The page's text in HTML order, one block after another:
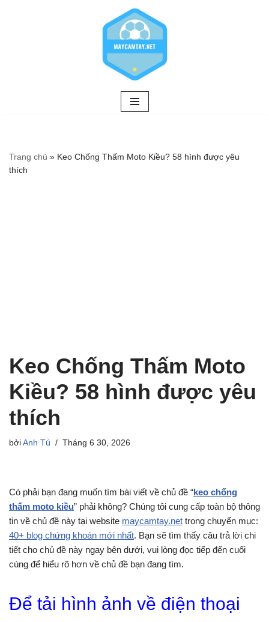
Trang chủ » Keo Chống Thấm Moto Kiều? 58 hình được yêu
thích
Keo Chống Thấm Moto
Kiều? 58 hình được yêu
thích
bởi Anh Tú Tháng 6 30, 2026
Có phải bạn đang muốn tìm bài viết về chủ đề “keo chống
thấm moto kiều” phải không? Chúng tôi cung cấp toàn bộ thông
tin về chủ đề này tại website maycamtay.net trong chuyển mục:
40+ blog chứng khoán mới nhất. Bạn sẽ tìm thấy câu trả lời chi
tiết cho chủ đề này ngay bên dưới, vui lòng đọc tiếp đến cuối
cùng để hiểu rõ hơn về chủ đề bạn đang tìm.
Để tải hình ảnh về điện thoại